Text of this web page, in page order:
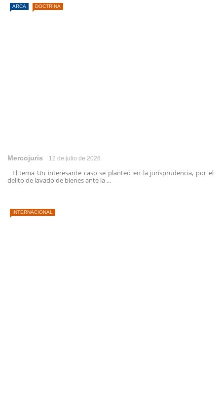
ARCA DOCTRINA
Mercojuris 12 de julio de 2026
El tema Un interesante caso se planteó en la jurisprudencia, por el
delito de lavado de bienes ante la ...
INTERNACIONAL